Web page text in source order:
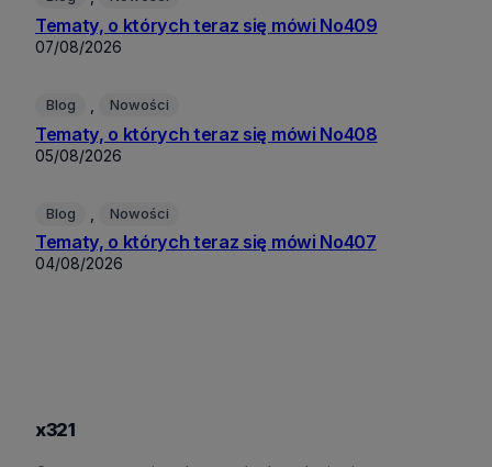
Tematy, o których teraz się mówi No409
07/08/2026
Blog Nowości
Tematy, o których teraz się mówi No408
05/08/2026
Blog Nowości
Tematy, o których teraz się mówi No407
04/08/2026
x321